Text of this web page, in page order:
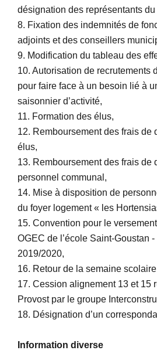
désignation des représentants
8. Fixation des indemnités de
adjoints et des conseillers
9. Modification du tableau des
10. Autorisation de recrutements
pour faire face à un besoin lié à
saisonnier d’activité,
11. Formation des élus,
12. Remboursement des frais de
élus,
13. Remboursement des frais de
personnel communal,
14. Mise à disposition de
du foyer logement « les
15. Convention pour le
OGEC de l’école Saint-Goustan
2019/2020,
16. Retour de la semaine
17. Cession alignement 13 et 15
Provost par le groupe
18. Désignation d’un
Information diverse